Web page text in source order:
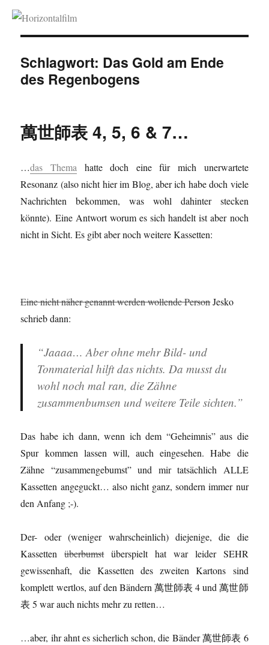
Horizontalfilm
Schlagwort: Das Gold am Ende
des Regenbogens
萬世師表 4, 5, 6 & 7…
…das Thema hatte doch eine für mich unerwartete
Resonanz (also nicht hier im Blog, aber ich habe doch viele
Nachrichten bekommen, was wohl dahinter stecken
könnte). Eine Antwort worum es sich handelt ist aber noch
nicht in Sicht. Es gibt aber noch weitere Kassetten:
Eine nicht näher genannt werden wollende PersonJesko
schrieb dann:
“Jaaaa… Aber ohne mehr Bild- und
Tonmaterial hilft das nichts. Da musst du
wohl noch mal ran, die Zähne
zusammenbumsen und weitere Teile sichten.”
Das habe ich dann, wenn ich dem “Geheimnis” aus die
Spur kommen lassen will, auch eingesehen. Habe die
Zähne “zusammengebumst” und mir tatsächlich ALLE
Kassetten angeguckt… also nicht ganz, sondern immer nur
den Anfang ;-).
Der- oder (weniger wahrscheinlich) diejenige, die die
Kassettenüberbumstüberspielt hat war leider SEHR
gewissenhaft, die Kassetten des zweiten Kartons sind
komplett wertlos, auf den Bändern 萬世師表 4 und 萬世師
表 5 war auch nichts mehr zu retten…
…aber, ihr ahnt es sicherlich schon, die Bänder 萬世師表 6